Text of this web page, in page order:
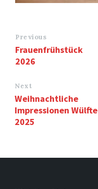
Previous
Frauenfrühstück
2026
Next
Weihnachtliche
Impressionen Wülfte
2025